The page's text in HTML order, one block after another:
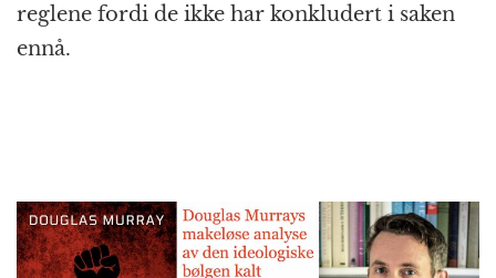
reglene fordi de ikke har konkludert i saken
ennå.